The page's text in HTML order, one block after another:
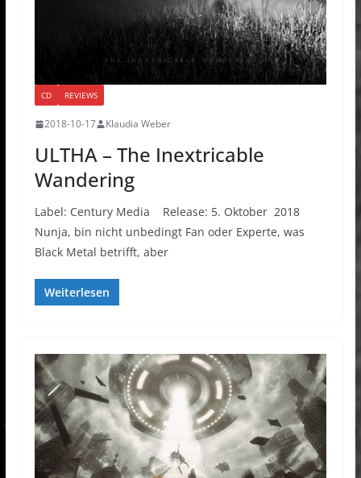
CD REVIEWS
2018-10-17 Klaudia Weber
ULTHA – The Inextricable
Wandering
Label: Century Media Release: 5. Oktober 2018
Nunja, bin nicht unbedingt Fan oder Experte, was
Black Metal betrifft, aber
Weiterlesen